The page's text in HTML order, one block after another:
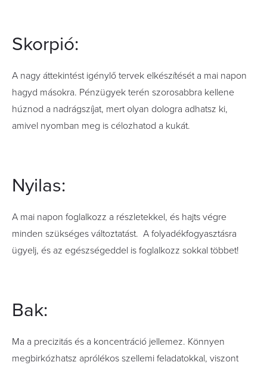
Skorpió:
A nagy áttekintést igénylő tervek elkészítését a mai napon
hagyd másokra. Pénzügyek terén szorosabbra kellene
húznod a nadrágszíjat, mert olyan dologra adhatsz ki,
amivel nyomban meg is célozhatod a kukát.
Nyilas:
A mai napon foglalkozz a részletekkel, és hajts végre
minden szükséges változtatást. A folyadékfogyasztásra
ügyelj, és az egészségeddel is foglalkozz sokkal többet!
Bak:
Ma a precizitás és a koncentráció jellemez. Könnyen
megbirkózhatsz aprólékos szellemi feladatokkal, viszont